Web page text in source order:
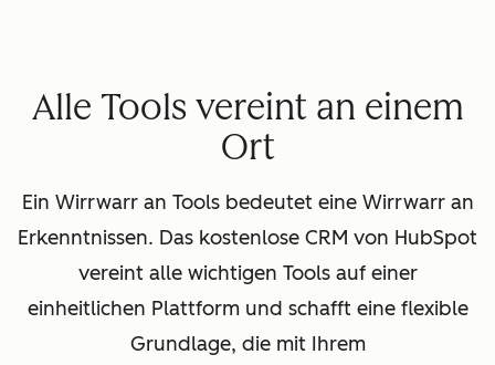
Alle Tools vereint an einem
Ort
Ein Wirrwarr an Tools bedeutet eine Wirrwarr an
Erkenntnissen. Das kostenlose CRM von HubSpot
vereint alle wichtigen Tools auf einer
einheitlichen Plattform und schafft eine flexible
Grundlage, die mit Ihrem